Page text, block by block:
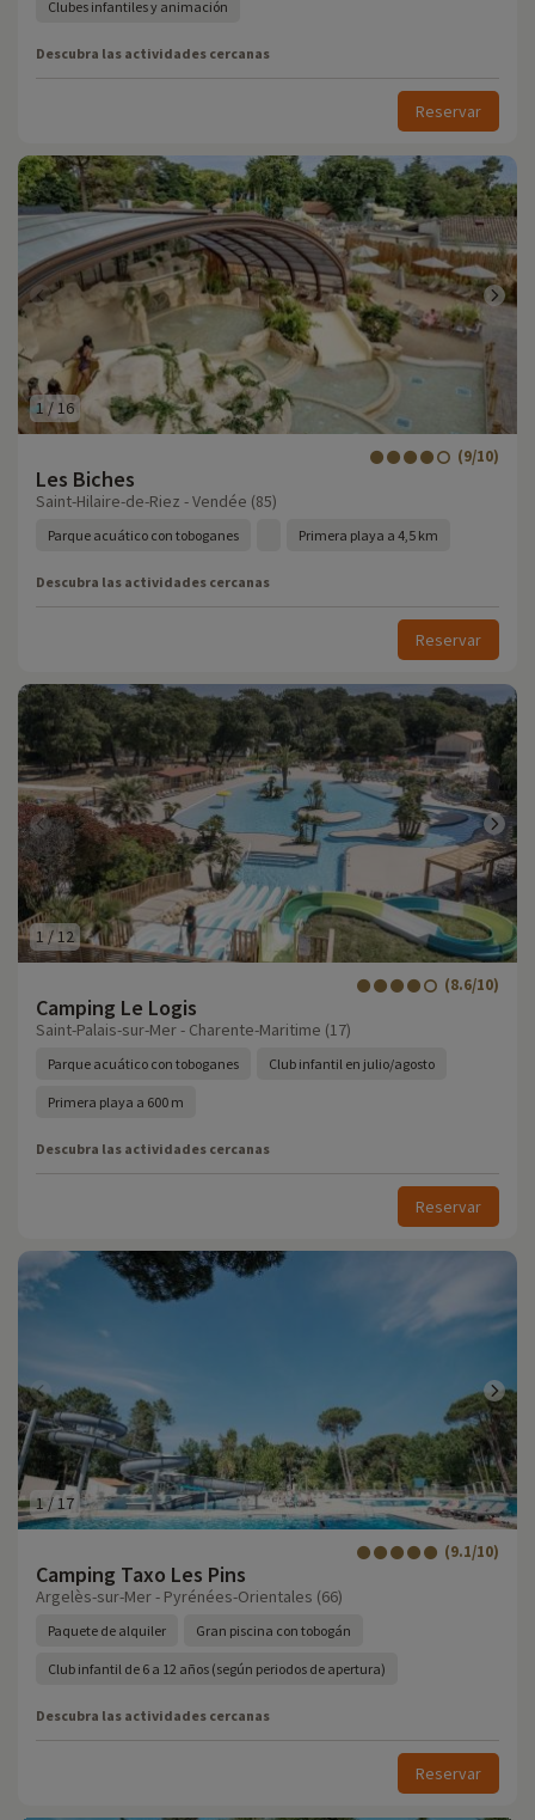
Clubes infantiles y animación
Descubra las actividades cercanas
Reservar
1 /16
Les Biches
(9/10)
Saint-Hilaire-de-Riez - Vendée (85)
Parque acuático con toboganes Primera playa a 4,5 km
Descubra las actividades cercanas
Reservar
1 /12
Camping Le Logis
(8.6/10)
Saint-Palais-sur-Mer - Charente-Maritime (17)
Parque acuático con toboganes Club infantil en julio/agosto
Primera playa a 600 m
Descubra las actividades cercanas
Reservar
1/17
Camping Taxo Les Pins
(9.1/10)
Argelès-sur-Mer - Pyrénées-Orientales (66)
Paquete de alquiler Gran piscina con tobogán
Club infantil de 6 a 12 años (según periodos de apertura)
Descubra las actividades cercanas
Reservar